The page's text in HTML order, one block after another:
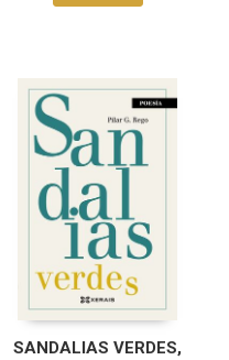
SANDALIAS VERDES,